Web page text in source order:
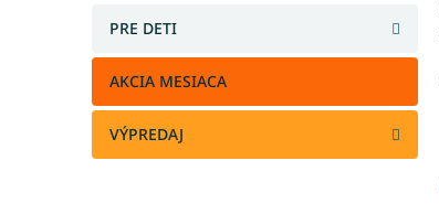
PRE DETI
AKCIA MESIACA
VÝPREDAJ